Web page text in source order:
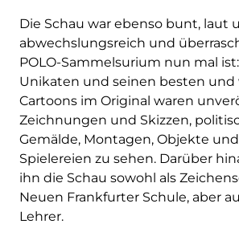
Die Schau war ebenso bunt, laut
abwechslungsreich und
POLO-Sammelsurium nun mal
Unikaten und seinen besten
Cartoons im Original waren
Zeichnungen und Skizzen,
Gemälde, Montagen, Objekte
Spielereien zu sehen. Darüber
ihn die Schau sowohl als
Neuen Frankfurter Schule, aber
Lehrer.